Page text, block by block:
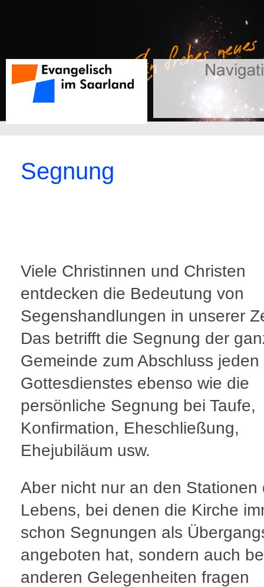
Segnung
Viele Christinnen und Christen
entdecken die Bedeutung von
Segenshandlungen in unserer
Das betrifft die Segnung der
Gemeinde zum Abschluss jeden
Gottesdienstes ebenso wie die
persönliche Segnung bei Taufe,
Konfirmation, Eheschließung,
Ehejubiläum usw.
Aber nicht nur an den Stationen
Lebens, bei denen die Kirche
schon Segnungen als
angeboten hat, sondern auch
anderen Gelegenheiten fragen